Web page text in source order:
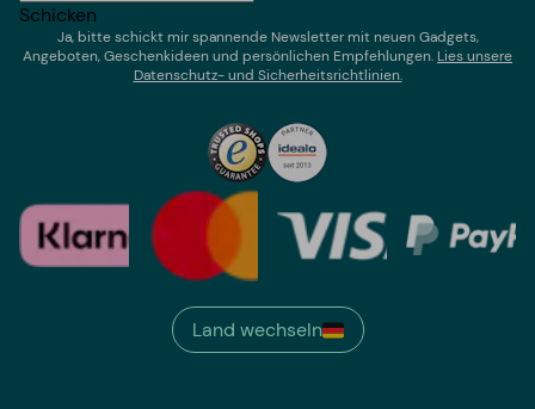
Schicken
Ja, bitte schickt mir spannende Newsletter mit neuen Gadgets,
Angeboten, Geschenkideen und persönlichen Empfehlungen. Lies unsere
Datenschutz- und Sicherheitsrichtlinien.
Land wechseln